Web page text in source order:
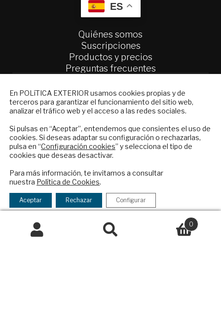
ES
Quiénes somos
Suscripciones
Productos y precios
Preguntas frecuentes
Colaboraciones
Publicidad
Política Exterior
Informe Semanal de Política Exterior
© 2026 - Fundación Análisis de Política
Exterior. Todos los derechos reservados
Legal|Política de Privacidad y de Cookies
Buscar
0
En POLíTICA EXTERIOR usamos cookies propias y de
terceros para garantizar el funcionamiento del sitio web,
analizar el tráfico web y el acceso a las redes sociales.
Si pulsas en “Aceptar”, entendemos que consientes el uso de
cookies. Si deseas adaptar su configuración o rechazarlas,
pulsa en “Configuración cookies” y selecciona el tipo de
cookies que deseas desactivar.
Para más información, te invitamos a consultar
nuestra Política de Cookies.
Aceptar Rechazar Configurar
NEWSLETTER
Suscríbase a nuestro boletín electrónico y
reciba en su correo el mejor análisis
internacional en español.
Checkbox
acepto
la
política
de
política de privacidad